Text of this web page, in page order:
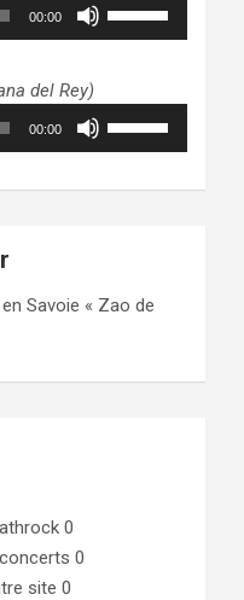
volume.
augmenter
ou
volume.
00:00
pour
augmenter
ou
del Rey)
00:00
haut/bas
le
Savoie « Zao de
0
0
site 0